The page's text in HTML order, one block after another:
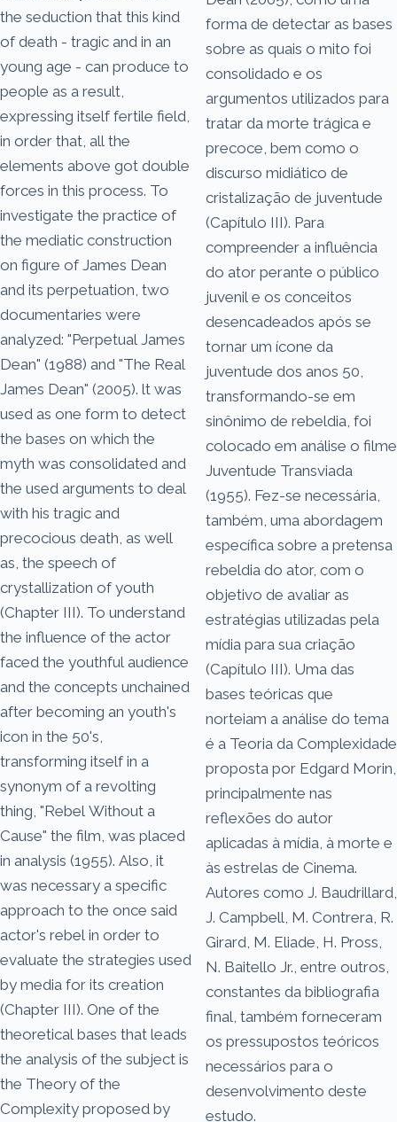
the seduction that this kind
of death - tragic and in an
young age - can produce to
people as a result,
expressing itself fertile field,
in order that, all the
elements above got double
forces in this process. To
investigate the practice of
the mediatic construction
on figure of James Dean
and its perpetuation, two
documentaries were
analyzed: "Perpetual James
Dean" (1988) and "The Real
James Dean" (2005). lt was
used as one form to detect
the bases on which the
myth was consolidated and
the used arguments to deal
with his tragic and
precocious death, as well
as, the speech of
crystallization of youth
(Chapter III). To understand
the influence of the actor
faced the youthful audience
and the concepts unchained
after becoming an youth's
icon in the 50's,
transforming itself in a
synonym of a revolting
thing, "Rebel Without a
Cause" the film, was placed
in analysis (1955). Also, it
was necessary a specific
approach to the once said
actor's rebel in order to
evaluate the strategies used
by media for its creation
(Chapter III). One of the
theoretical bases that leads
the analysis of the subject is
the Theory of the
Complexity proposed by
forma de detectar as bases
sobre as quais o mito foi
consolidado e os
argumentos utilizados para
tratar da morte trágica e
precoce, bem como o
discurso midiático de
cristalização de juventude
(Capítulo III). Para
compreender a influência
do ator perante o público
juvenil e os conceitos
desencadeados após se
tornar um ícone da
juventude dos anos 50,
transformando-se em
sinônimo de rebeldia, foi
colocado em análise o filme
Juventude Transviada
(1955). Fez-se necessária,
também, uma abordagem
específica sobre a pretensa
rebeldia do ator, com o
objetivo de avaliar as
estratégias utilizadas pela
mídia para sua criação
(Capítulo III). Uma das
bases teóricas que
norteiam a análise do tema
é a Teoria da Complexidade
proposta por Edgard Morin,
principalmente nas
reflexões do autor
aplicadas à mídia, à morte e
às estrelas de Cinema.
Autores como J. Baudrillard,
J. Campbell, M. Contrera, R.
Girard, M. Eliade, H. Pross,
N. Baitello Jr., entre outros,
constantes da bibliografia
final, também forneceram
os pressupostos teóricos
necessários para o
desenvolvimento deste
estudo.